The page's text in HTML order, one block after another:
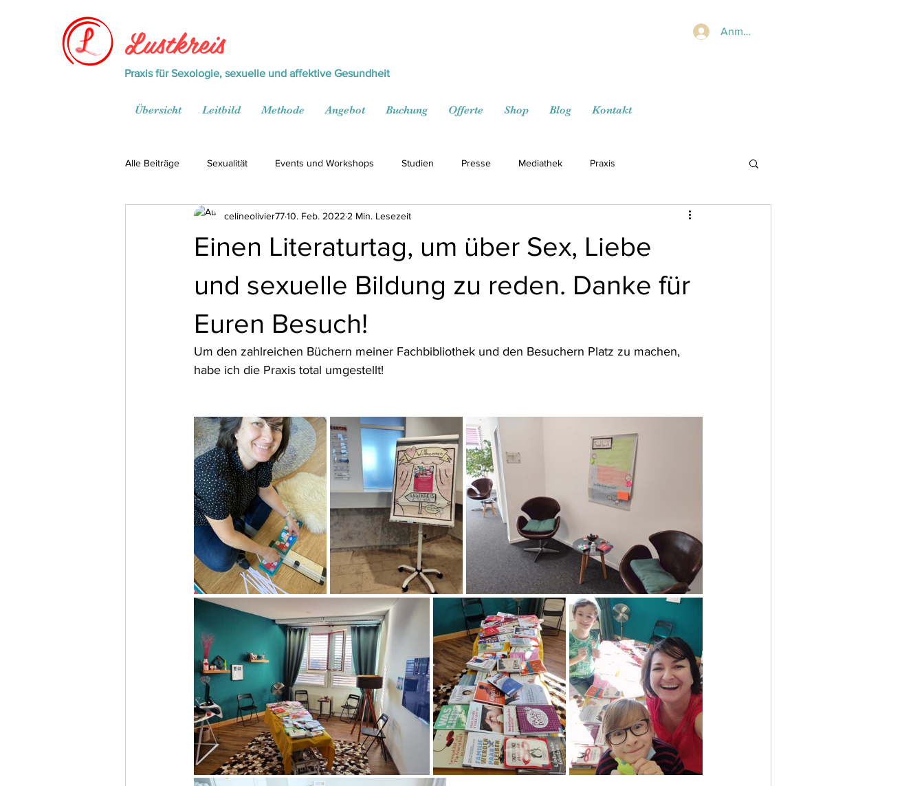
Lustkreis
Praxis für Sexologie, sexuelle und affektive Gesundheit
Übersicht Leitbild Methode Angebot Buchung Offerte Shop Blog Kontakt
Anmelden
Alle Beiträge Sexualität Events und Workshops Studien Presse Mediathek Praxis
Einen Literaturtag, um über Sex, Liebe
und sexuelle Bildung zu reden. Danke für
Euren Besuch!
celineolivier7710. Feb. 2022 2 Min. Lesezeit
Um den zahlreichen Büchern meiner Fachbibliothek und den Besuchern Platz zu machen,
habe ich die Praxis total umgestellt!